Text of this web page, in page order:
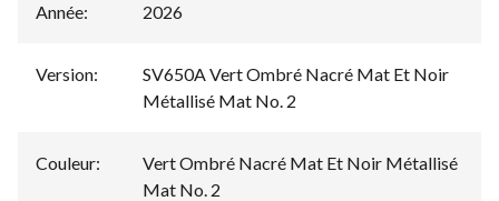
Année: 2026
Version:
SV650A Vert Ombré Nacré Mat Et Noir
Métallisé Mat No. 2
Couleur:
Vert Ombré Nacré Mat Et Noir Métallisé
Mat No. 2